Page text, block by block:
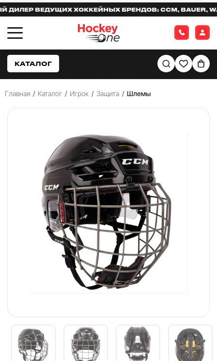
ВЕДУЩИХ ХОККЕЙНЫХ БРЕНДОВ: CCM, BAUER,
КАТАЛОГ
Главная / Каталог / Игрок / Защита / Шлемы